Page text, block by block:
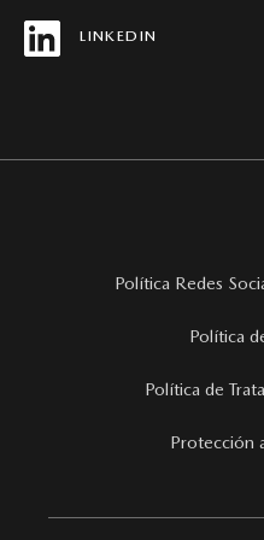
LINKEDIN
Política Redes
Política
Política de
Protección